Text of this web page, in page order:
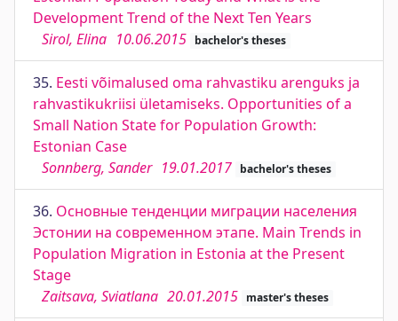
Development Trend of the Next Ten Years
Sirol, Elina 10.06.2015 bachelor's theses
35. Eesti võimalused oma rahvastiku arenguks ja
rahvastikukriisi ületamiseks. Opportunities of a
Small Nation State for Population Growth:
Estonian Case
Sonnberg, Sander 19.01.2017 bachelor's theses
36. Основные тенденции миграции населения
Эстонии на современном этапе. Main Trends in
Population Migration in Estonia at the Present
Stage
Zaitsava, Sviatlana 20.01.2015 master's theses